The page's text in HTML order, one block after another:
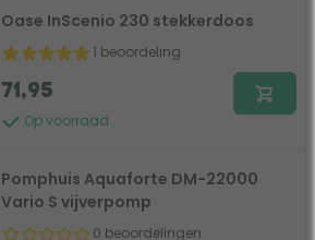
Oase InScenio 230 stekkerdoos
1 beoordeling
Op voorraad
71,95
Pomphuis Aquaforte DM-22000
Vario S vijverpomp
0 beoordelingen